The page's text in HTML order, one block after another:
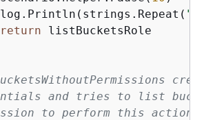
	log.Println(strings.Repeat(
"-"
return listBucketsRole
and tries to list buckets
to perform this action,